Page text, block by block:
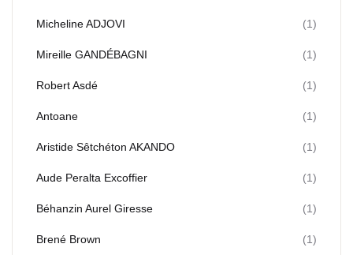
Micheline ADJOVI (1)
Mireille GANDÉBAGNI (1)
Robert Asdé (1)
Antoane (1)
Aristide Sêtchéton AKANDO (1)
Aude Peralta Excoffier (1)
Béhanzin Aurel Giresse (1)
Brené Brown (1)